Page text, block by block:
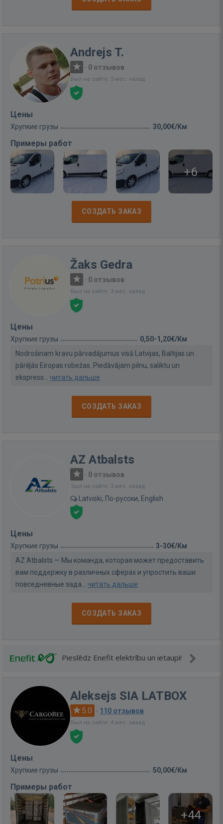
Andrejs T.
· 0 отзывов
Был на сайте: 3 мес. назад
Цены
Хрупкие грузы 30,00€/Км
Примеры работ
+6
СОЗДАТЬ ЗАКАЗ
Žaks Gedra
· 0 отзывов
Был на сайте: 3 мес. назад
Цены
Хрупкие грузы
0,50-1,20€/Км
Nodrošinam kravu pārvadājumus visā Latvijas, Baltijas un
pārējās Eiropas robežas. Piedāvājam pilnu, saliktu un
ekspress... читать дальше
СОЗДАТЬ ЗАКАЗ
AZ Atbalsts
· 0 отзывов
Был на сайте: 3 мес. назад
Latviski, По-русски, English
Цены
Хрупкие грузы
3-30€/Км
AZ Atbalsts — Мы команда, которая может предоставить
вам поддержку в различных сферах и упростить ваши
повседневные зада... читать дальше
СОЗДАТЬ ЗАКАЗ
Pieslēdz Enefit elektrību un ietaupi!
Aleksejs SIA LATBOX
5.0 · 110 отзывов
Был на сайте: 4 мес. назад
Цены
Хрупкие грузы 50,00€/Км
Примеры работ
+44